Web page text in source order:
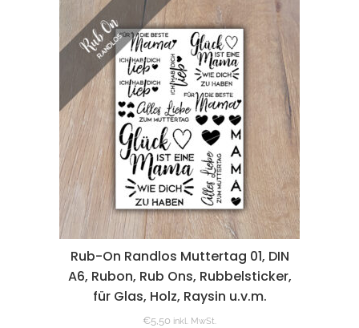
Rub-On Randlos Muttertag 01, DIN
A6, Rubon, Rub Ons, Rubbelsticker,
für Glas, Holz, Raysin u.v.m.
€5,50 inkl. MwSt.